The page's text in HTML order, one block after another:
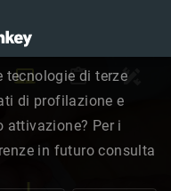
tecnologie di terze
di profilazione e
attivazione? Per i
in futuro consulta